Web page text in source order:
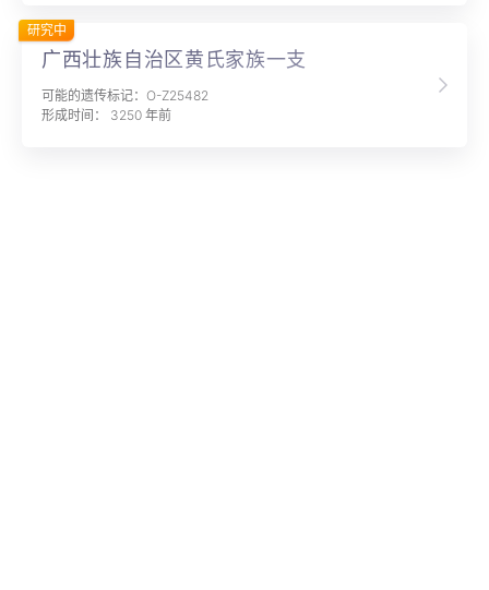
广西壮族自治区黄氏家族一支
可能的遗传标记：O-Z25482
形成时间： 3250 年前
研究中